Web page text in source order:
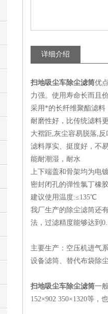
详细介绍
扫地吸尘车除尘滤筒优
力强。使用寿命长而且
采用*的长纤维聚酯滤料
耐磨性好，比传统滤料
大褶距,灰尘容易脱落,反
滤料厚实、挺度好，不
能耐潮湿，耐水
上下端盖和骨架均为电
密封闭孔的弹性氯丁橡
建议使用温度:≤135℃
我厂生产的除尘滤筒还
法，过滤精度能够达到
主要生产：空压机进气
设备滤筒、替代布袋除
扫地吸尘车除尘滤筒一
152×902 350×1320等，